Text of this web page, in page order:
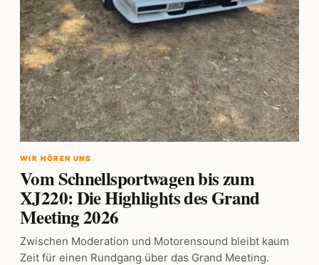
WIR HÖREN UNS
Vom Schnellsportwagen bis zum
XJ220: Die Highlights des Grand
Meeting 2026
Zwischen Moderation und Motorensound bleibt kaum
Zeit für einen Rundgang über das Grand Meeting.